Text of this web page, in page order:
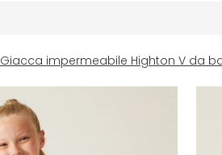
Giacca impermeabile Highton V da